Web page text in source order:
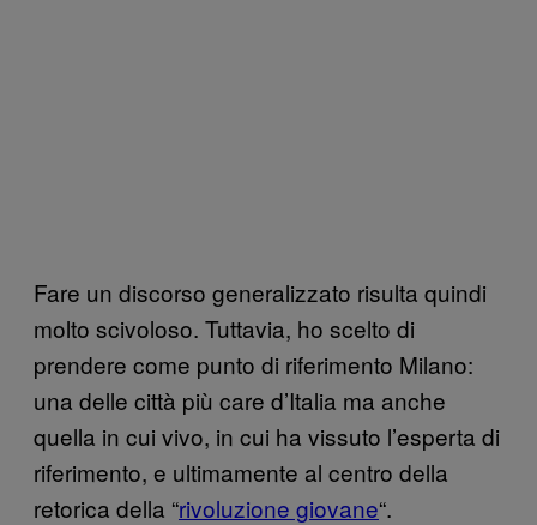
Fare un discorso generalizzato risulta quindi
molto scivoloso. Tuttavia, ho scelto di
prendere come punto di riferimento Milano:
una delle città più care d’Italia ma anche
quella in cui vivo, in cui ha vissuto l’esperta di
riferimento, e ultimamente al centro della
retorica della “rivoluzione giovane“.